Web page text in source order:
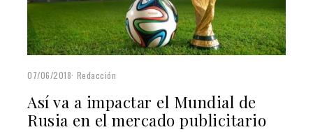
07/06/2018 Redacción
Así va a impactar el Mundial de
Rusia en el mercado publicitario